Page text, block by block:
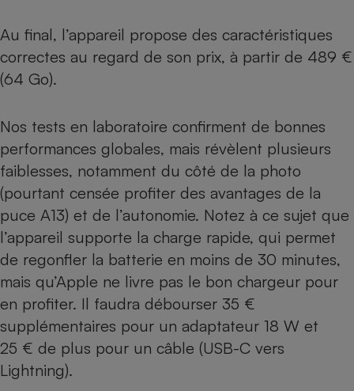
Au final, l’appareil propose des caractéristiques
correctes au regard de son prix, à partir de 489 €
(64 Go).
Nos tests en laboratoire confirment de bonnes
performances globales, mais révèlent plusieurs
faiblesses, notamment du côté de la photo
(pourtant censée profiter des avantages de la
puce A13) et de l’autonomie. Notez à ce sujet que
l’appareil supporte la charge rapide, qui permet
de regonfler la batterie en moins de 30 minutes,
mais qu’Apple ne livre pas le bon chargeur pour
en profiter. Il faudra débourser 35 €
supplémentaires pour un adaptateur 18 W et
25 € de plus pour un câble (USB-C vers
Lightning).